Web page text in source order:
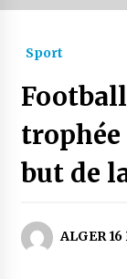
Sport
trophée
but de
ALGER 16